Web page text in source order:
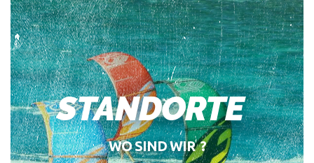
STANDORTE
WO SIND WIR ?